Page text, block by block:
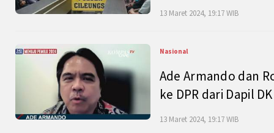
13 Maret 2024, 19:17 WIB
Nasional
Ade Armando dan
ke DPR dari Dapil
13 Maret 2024, 19:17 WIB